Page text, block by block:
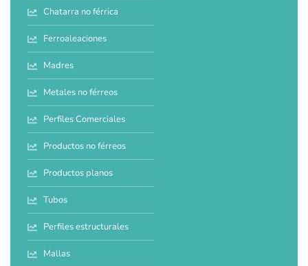
Chatarra no férrica
Ferroaleaciones
Madres
Metales no férreos
Perfiles Comerciales
Productos no férreos
Productos planos
Tubos
Perfiles estructurales
Mallas